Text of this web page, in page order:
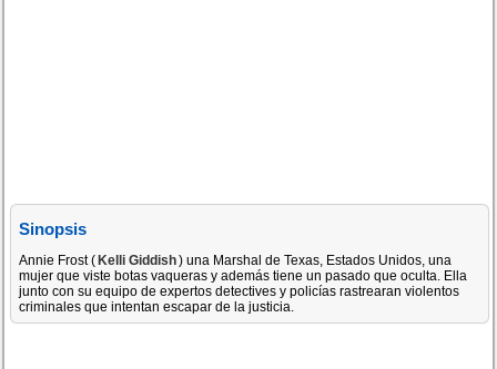
Sinopsis
Annie Frost (Kelli Giddish) una Marshal de Texas, Estados Unidos, una
mujer que viste botas vaqueras y además tiene un pasado que oculta. Ella
junto con su equipo de expertos detectives y policías rastrearan violentos
criminales que intentan escapar de la justicia.